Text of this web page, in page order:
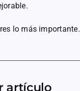
lo más importante.
artículo